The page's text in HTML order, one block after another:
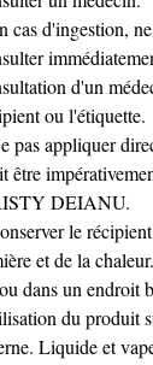
Technique
-Pourquoi
L'Acrygel
solidité
des ongles
tout en
confortable.
plusieurs
contrôle, ce
cas d'ingestion,
d'un
ou l'étiquette.
pas appliquer
être
DEIANU.
le
et de la
dans un endroit
du produit
Liquide et